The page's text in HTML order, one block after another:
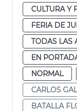
CULTURA Y
FERIA DE
TODAS LAS
EN
NORMAL
CARLOS
BATALLA